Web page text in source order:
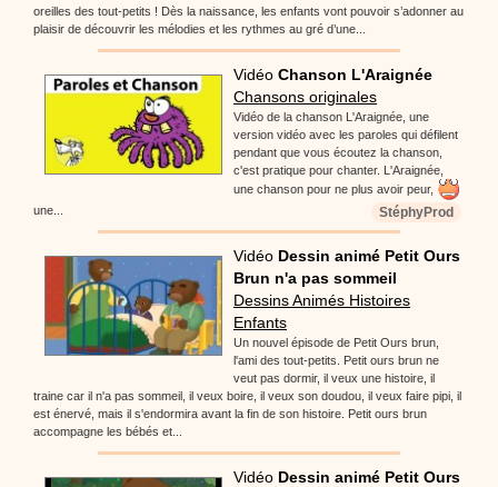
oreilles des tout-petits ! Dès la naissance, les enfants vont pouvoir s’adonner au
plaisir de découvrir les mélodies et les rythmes au gré d’une...
Vidéo Chanson L'Araignée
Chansons originales
Vidéo de la chanson L'Araignée, une
version vidéo avec les paroles qui défilent
pendant que vous écoutez la chanson,
c'est pratique pour chanter. L'Araignée,
une chanson pour ne plus avoir peur,
une...
StéphyProd
Vidéo Dessin animé Petit Ours
Brun n'a pas sommeil
Dessins Animés Histoires
Enfants
Un nouvel épisode de Petit Ours brun,
l'ami des tout-petits. Petit ours brun ne
veut pas dormir, il veux une histoire, il
traine car il n'a pas sommeil, il veux boire, il veux son doudou, il veux faire pipi, il
est énervé, mais il s'endormira avant la fin de son histoire. Petit ours brun
accompagne les bébés et...
Vidéo Dessin animé Petit Ours